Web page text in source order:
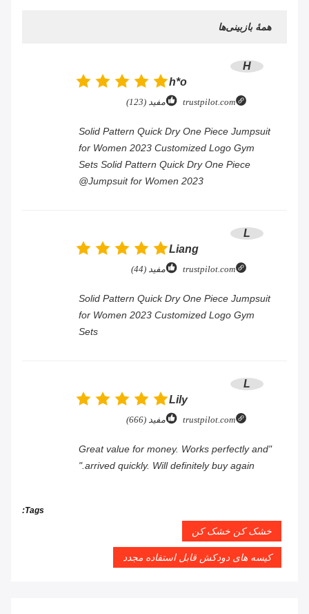
همهٔ بازبینی‌ها
H
h*o
trustpilot.com مفید (123)
Solid Pattern Quick Dry One Piece Jumpsuit
for Women 2023 Customized Logo Gym
Sets Solid Pattern Quick Dry One Piece
Jumpsuit for Women 2023@
L
Liang
trustpilot.com مفید (44)
Solid Pattern Quick Dry One Piece Jumpsuit
for Women 2023 Customized Logo Gym
Sets
L
Lily
trustpilot.com مفید (666)
"Great value for money. Works perfectly and
arrived quickly. Will definitely buy again."
Tags:
خشک کن خشک کن
کیسه های دودکش قابل استفاده مجدد